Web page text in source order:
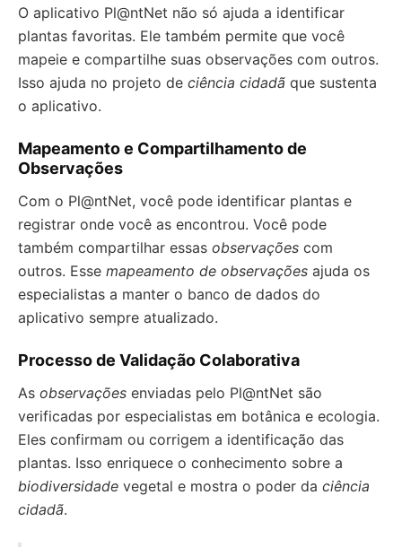
O aplicativo Pl@ntNet não só ajuda a identificar
plantas favoritas. Ele também permite que você
mapeie e compartilhe suas observações com outros.
Isso ajuda no projeto de ciência cidadã que sustenta
o aplicativo.
Mapeamento e Compartilhamento de
Observações
Com o Pl@ntNet, você pode identificar plantas e
registrar onde você as encontrou. Você pode
também compartilhar essas observações com
outros. Esse mapeamento de observações ajuda os
especialistas a manter o banco de dados do
aplicativo sempre atualizado.
Processo de Validação Colaborativa
As observações enviadas pelo Pl@ntNet são
verificadas por especialistas em botânica e ecologia.
Eles confirmam ou corrigem a identificação das
plantas. Isso enriquece o conhecimento sobre a
biodiversidade vegetal e mostra o poder da ciência
cidadã.